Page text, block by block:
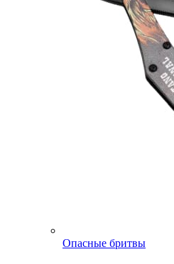
Опасные бритвы